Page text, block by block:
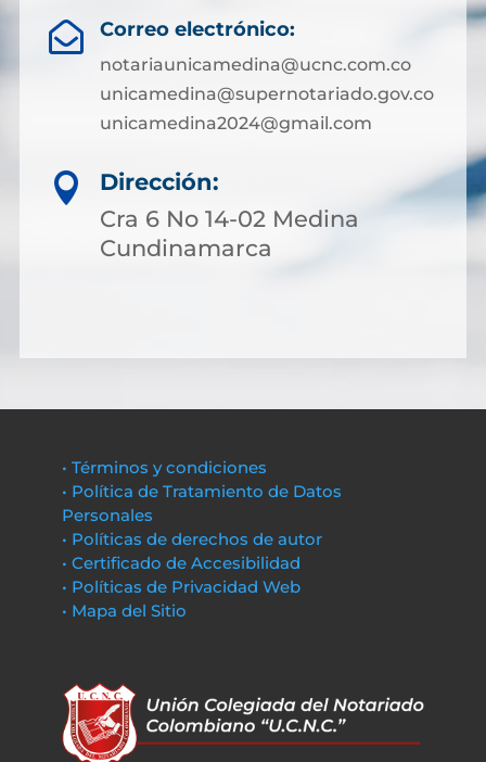
 Correo electrónico:
notariaunicamedina@ucnc.com.co
unicamedina@supernotariado.gov.co
unicamedina2024@gmail.com

Dirección:
Cra 6 No 14-02 Medina
Cundinamarca
• Términos y condiciones
• Política de Tratamiento de Datos
Personales
• Políticas de derechos de autor
• Certificado de Accesibilidad
• Políticas de Privacidad Web
• Mapa del Sitio